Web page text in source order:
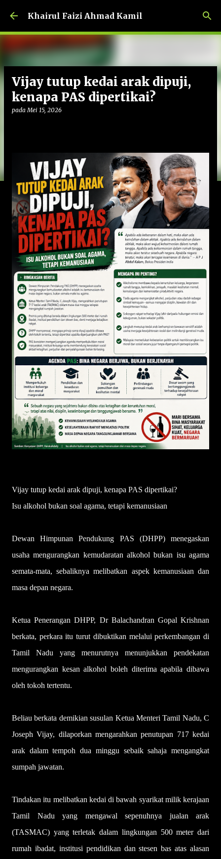
Langkau ke kandungan utama
Khairul Faizi Ahmad Kamil
Vijay tutup kedai arak dipuji,
kenapa PAS dipertikai?
padaMei 15, 2026
Vijay tutup kedai arak dipuji, kenapa PAS dipertikai?
Isu alkohol bukan soal agama, tetapi kemanusiaan
Dewan Himpunan Pendukung PAS (DHPP) menegaskan
usaha mengurangkan kemudaratan alkohol bukan isu agama
semata-mata, sebaliknya melibatkan aspek kemanusiaan dan
masa depan negara.
Ketua Penerangan DHPP, Dr Balachandran Gopal Krishnan
berkata, perkara itu turut dibuktikan melalui perkembangan di
Tamil Nadu yang menurutnya menunjukkan pendekatan
mengurangkan kesan alkohol boleh diterima apabila dibawa
oleh tokoh tertentu.
Beliau berkata demikian susulan Ketua Menteri Tamil Nadu, C
Joseph Vijay, dilaporkan mengarahkan penutupan 717 kedai
arak dalam tempoh dua minggu sebaik sahaja mengangkat
sumpah jawatan.
Tindakan itu melibatkan kedai di bawah syarikat milik kerajaan
Tamil Nadu yang mengawal sepenuhnya jualan arak
(TASMAC) yang terletak dalam lingkungan 500 meter dari
rumah ibadat, institusi pendidikan dan stesen bas atas alasan